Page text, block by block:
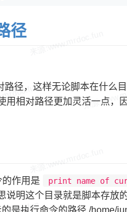
径
径，这样无论脚本在什么
相对路径更加灵活一点，
作用是 print name of
说明这个目录就是脚本存放
是执行命令的路径 /home/